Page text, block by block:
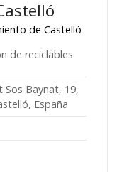
de Castelló
de reciclables
Sos Baynat, 19,
España